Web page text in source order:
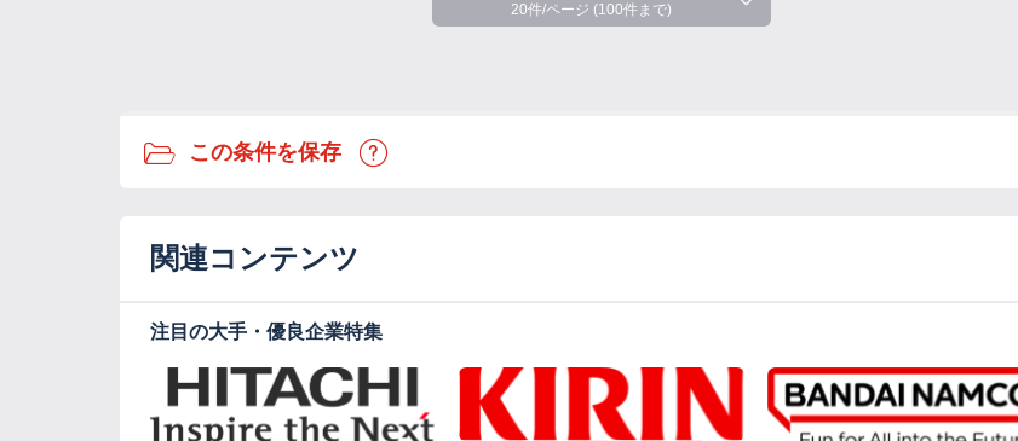
20件/ページ (100件まで)
この条件を保存
関連コンテンツ
注目の大手・優良企業特集